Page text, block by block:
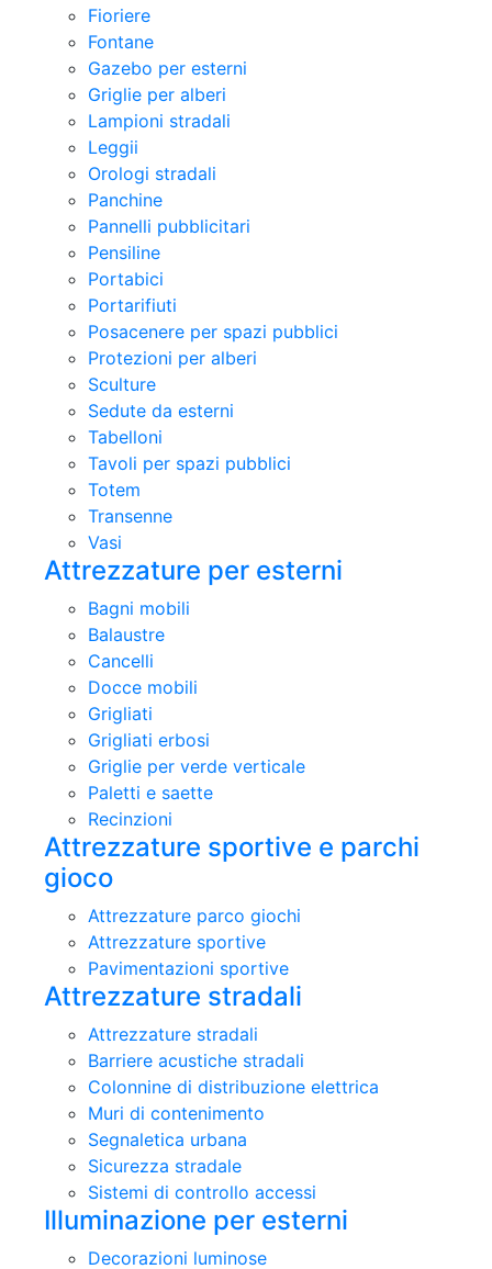
Fioriere
Fontane
Gazebo per esterni
Griglie per alberi
Lampioni stradali
Leggii
Orologi stradali
Panchine
Pannelli pubblicitari
Pensiline
Portabici
Portarifiuti
Posacenere per spazi pubblici
Protezioni per alberi
Sculture
Sedute da esterni
Tabelloni
Tavoli per spazi pubblici
Totem
Transenne
Vasi
Attrezzature per esterni
Bagni mobili
Balaustre
Cancelli
Docce mobili
Grigliati
Grigliati erbosi
Griglie per verde verticale
Paletti e saette
Recinzioni
Attrezzature sportive e parchi
gioco
Attrezzature parco giochi
Attrezzature sportive
Pavimentazioni sportive
Attrezzature stradali
Attrezzature stradali
Barriere acustiche stradali
Colonnine di distribuzione elettrica
Muri di contenimento
Segnaletica urbana
Sicurezza stradale
Sistemi di controllo accessi
Illuminazione per esterni
Decorazioni luminose